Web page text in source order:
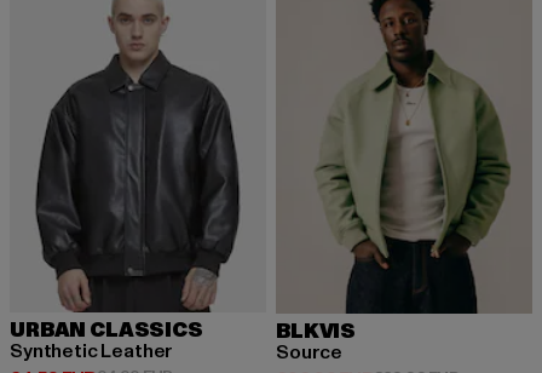
URBAN CLASSICS
Synthetic Leather
BLKVIS
Source